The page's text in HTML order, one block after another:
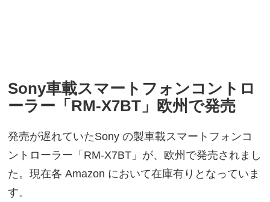
Sony車載スマートフォンコントロ
ーラー「RM-X7BT」欧州で発売
発売が遅れていたSony の製車載スマートフォンコ
ントローラー「RM-X7BT」が、欧州で発売されまし
た。現在各 Amazon において在庫有りとなっていま
す。